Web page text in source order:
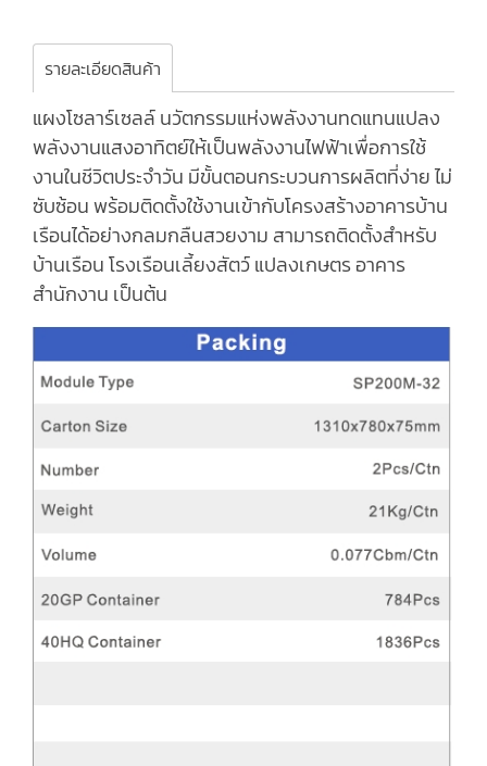
รายละเอียดสินค้า
แผงโซลาร์เซลล์ นวัตกรรมแห่งพลังงานทดแทนแปลง
พลังงานแสงอาทิตย์ให้เป็นพลังงานไฟฟ้าเพื่อการใช้
งานในชีวิตประจำวัน มีขั้นตอนกระบวนการผลิตที่ง่าย ไม่
ซับซ้อน พร้อมติดตั้งใช้งานเข้ากับโครงสร้างอาคารบ้าน
เรือนได้อย่างกลมกลืนสวยงาม สามารถติดตั้งสำหรับ
บ้านเรือน โรงเรือนเลี้ยงสัตว์ แปลงเกษตร อาคาร
สำนักงาน เป็นต้น